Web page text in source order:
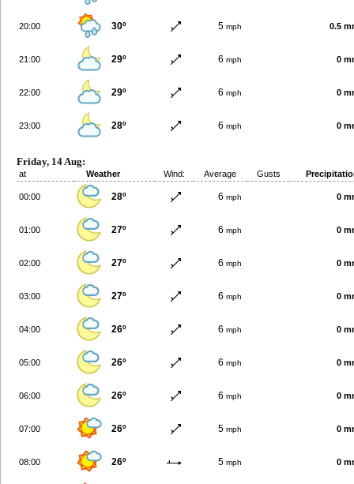
20:00 30º 5 mph 0.5
21:00 29º 6 mph 0
22:00 29º 6 mph 0
23:00 28º 6 mph 0
Friday, 14 Aug:
at Weather Wind: Average Gusts
00:00 28º 6 mph 0
01:00 27º 6 mph 0
02:00 27º 6 mph 0
03:00 27º 6 mph 0
04:00 26º 6 mph 0
05:00 26º 6 mph 0
06:00 26º 6 mph 0
07:00 26º 5 mph 0
08:00 26º 5 mph 0